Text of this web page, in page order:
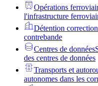
Opérations
l'infrastructure
Détention
contrebande
Centres de données
des centres de données
Transports et
autonomes dans les